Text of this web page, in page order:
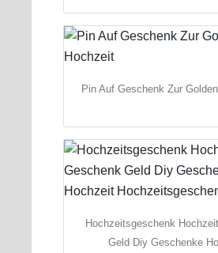
Pin Auf Geschenk Zur
Hochzeitsgeschenk
Geld Diy Geschenke